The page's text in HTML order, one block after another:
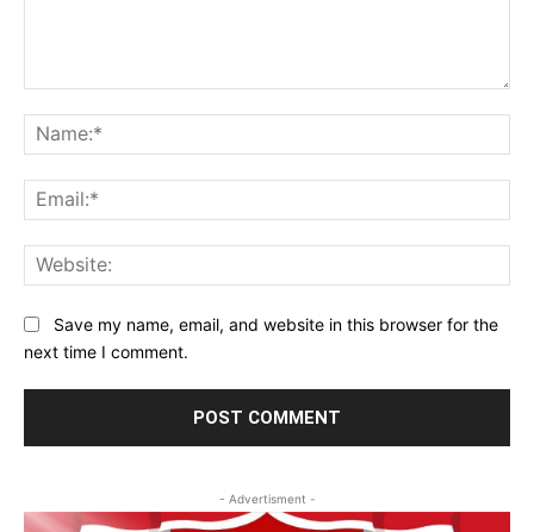
Save my name, email, and website in this browser for the
next time I comment.
- Advertisment -